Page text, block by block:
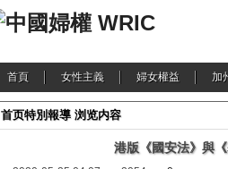
首頁 女性主義 婦女權益 加
首页特別報導 浏览内容
港版《國安法》與